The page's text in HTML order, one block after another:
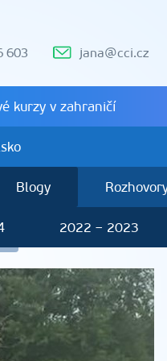
603 jana@cci.cz
kurzy v zahraničí
Blogy
2022 – 2023